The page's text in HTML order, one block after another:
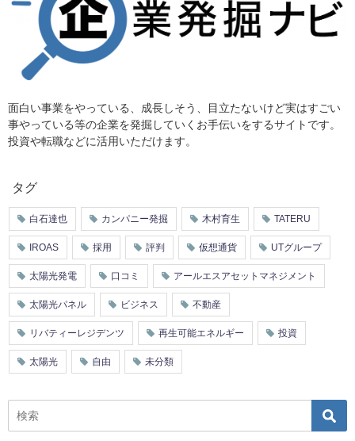
面白い事業をやっている、成長しそう、目立たないけど実はすごい
事やっている等の企業を発掘していくお手伝いをするサイトです。
投資や転職などに活用いただけます。
タグ
白石達也 カンパニー発掘 木村育生 TATERU
IROAS 採用 評判 仮想通貨 UTグループ
太陽光発電 口コミ アールエスアセットマネジメント
太陽光パネル ビジネス 不動産
リバティーレジデンツ 再生可能エネルギー 投資
太陽光 自由 未分類